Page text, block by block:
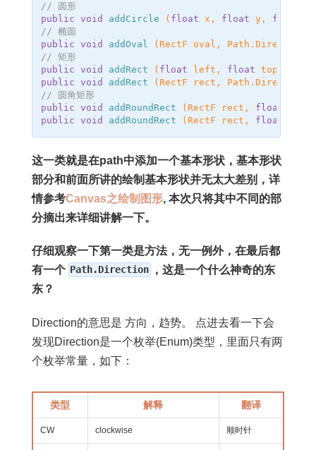
// 圆形
public void addCircle ( float x , float y, float
// 椭圆
public void addOval ( RectF oval , Path . Direction
// 矩形
public void addRect ( float left , float top
public void addRect ( RectF rect , Path . Direction
// 圆角矩形
public void addRoundRect ( RectF rect , float
public void addRoundRect ( RectF rect , float
这一类就是在path中添加一个基本形状，基本形状
部分和前面所讲的绘制基本形状并无太大差别，详
情参考Canvas之绘制图形, 本次只将其中不同的部
分摘出来详细讲解一下。
仔细观察一下第一类是方法，无一例外，在最后都
有一个 Path.Direction
，这是一个什么神奇的东
东？
Direction的意思是 方向，趋势。 点进去看一下会
发现Direction是一个枚举(Enum)类型，里面只有两
个枚举常量，如下：
类型 解释 翻译
CW clockwise 顺时针